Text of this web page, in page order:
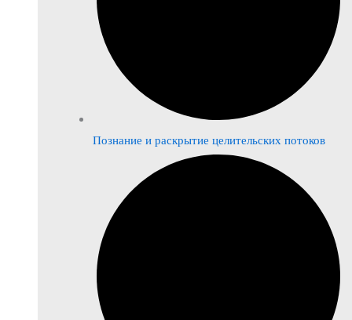
Познание и раскрытие целительских потоков